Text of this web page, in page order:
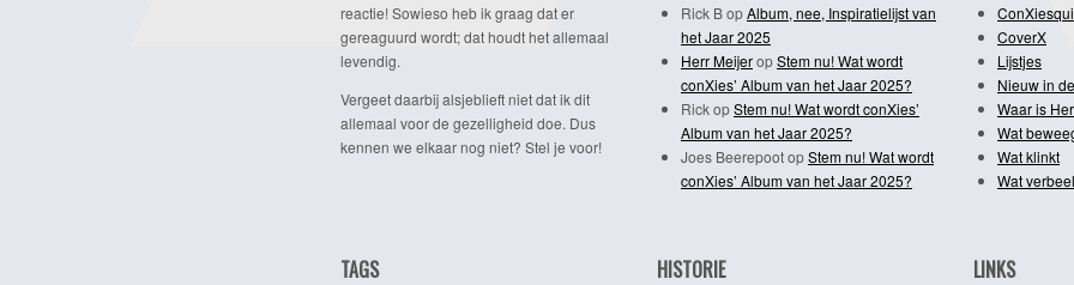
reactie! Sowieso heb ik graag dat er
gereaguurd wordt; dat houdt het allemaal
levendig.
Vergeet daarbij alsjeblieft niet dat ik dit
allemaal voor de gezelligheid doe. Dus
kennen we elkaar nog niet? Stel je voor!
Rick BopAlbum, nee, Inspiratielijst van
het Jaar 2025
Herr MeijeropStem nu! Wat wordt
conXies’ Album van het Jaar 2025?
RickopStem nu! Wat wordt conXies’
Album van het Jaar 2025?
Joes BeerepootopStem nu! Wat wordt
conXies’ Album van het Jaar 2025?
CoverX
Lijstjes
Nieuw in
Waar is
Wat
Wat klinkt
Wat
TAGS HISTORIE LINKS